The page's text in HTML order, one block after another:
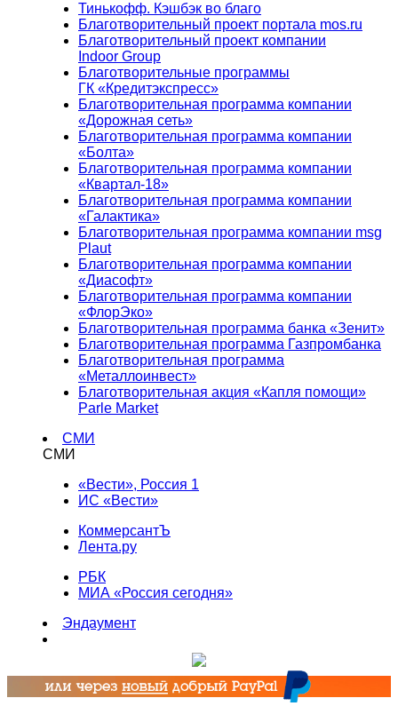
Тинькофф. Кэшбэк во благо
Благотворительный проект портала mos.ru
Благотворительный проект компании
Indoor Group
Благотворительные программы
ГК «Кредитэкспресс»
Благотворительная программа компании
«Дорожная сеть»
Благотворительная программа компании
«Болта»
Благотворительная программа компании
«Квартал-18»
Благотворительная программа компании
«Галактика»
Благотворительная программа компании msg
Plaut
Благотворительная программа компании
«Диасофт»
Благотворительная программа компании
«ФлорЭко»
Благотворительная программа банка «Зенит»
Благотворительная программа Газпромбанка
Благотворительная программа
«Металлоинвест»
Благотворительная акция «Капля помощи»
Parle Market
СМИ
СМИ
«Вести», Россия 1
ИС «Вести»
КоммерсантЪ
Лента.ру
РБК
МИА «Россия сегодня»
Эндаумент